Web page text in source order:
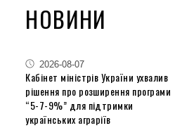
НОВИНИ
2026-08-07
Кабінет міністрів України ухвалив
рішення про розширення програми
“5-7-9%” для підтримки
українських аграріїв